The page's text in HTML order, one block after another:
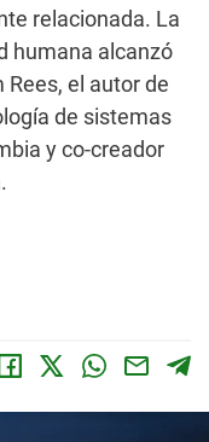
relacionada. La
humana alcanzó
el autor de
de sistemas
y co-creador